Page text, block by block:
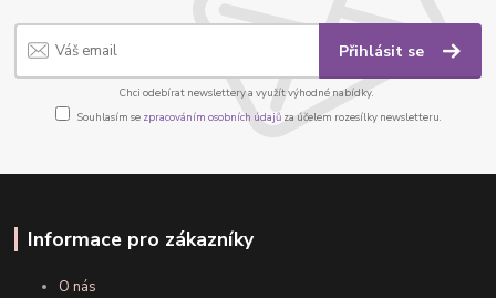
Přihlásit se
Chci odebírat newslettery a využít výhodné nabídky.
Souhlasím se zpracováním osobních údajůza účelem rozesílky newsletteru.
Informace pro zákazníky
O nás